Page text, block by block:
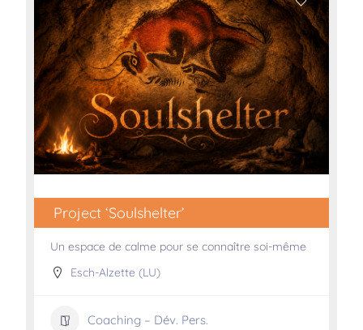
Project ‘Soulshelter’
Un espace de calme pour se connaître soi-même
Esch-Alzette (LU)
Coaching – Dév. Pers.